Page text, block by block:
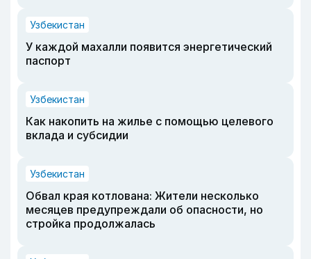
Узбекистан
У каждой махалли появится энергетический
паспорт
Узбекистан
Как накопить на жилье с помощью целевого
вклада и субсидии
Узбекистан
Обвал края котлована: Жители несколько
месяцев предупреждали об опасности, но
стройка продолжалась